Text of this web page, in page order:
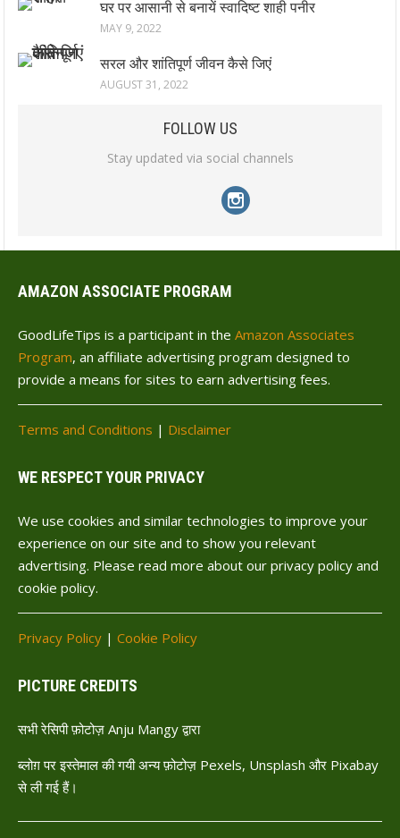
घर पर आसानी से बनायें स्वादिष्ट शाही पनीर
MAY 9, 2022
सरल और शांतिपूर्ण जीवन कैसे जिएं
AUGUST 31, 2022
FOLLOW US
Stay updated via social channels
AMAZON ASSOCIATE PROGRAM
GoodLifeTips is a participant in the Amazon Associates
Program, an affiliate advertising program designed to
provide a means for sites to earn advertising fees.
Terms and Conditions | Disclaimer
WE RESPECT YOUR PRIVACY
We use cookies and similar technologies to improve your
experience on our site and to show you relevant
advertising. Please read more about our privacy policy and
cookie policy.
Privacy Policy | Cookie Policy
PICTURE CREDITS
सभी रेसिपी फ़ोटोज़ Anju Mangy द्वारा
ब्लोग़ पर इस्तेमाल की गयी अन्य फ़ोटोज़ Pexels, Unsplash और Pixabay
से ली गई हैं।